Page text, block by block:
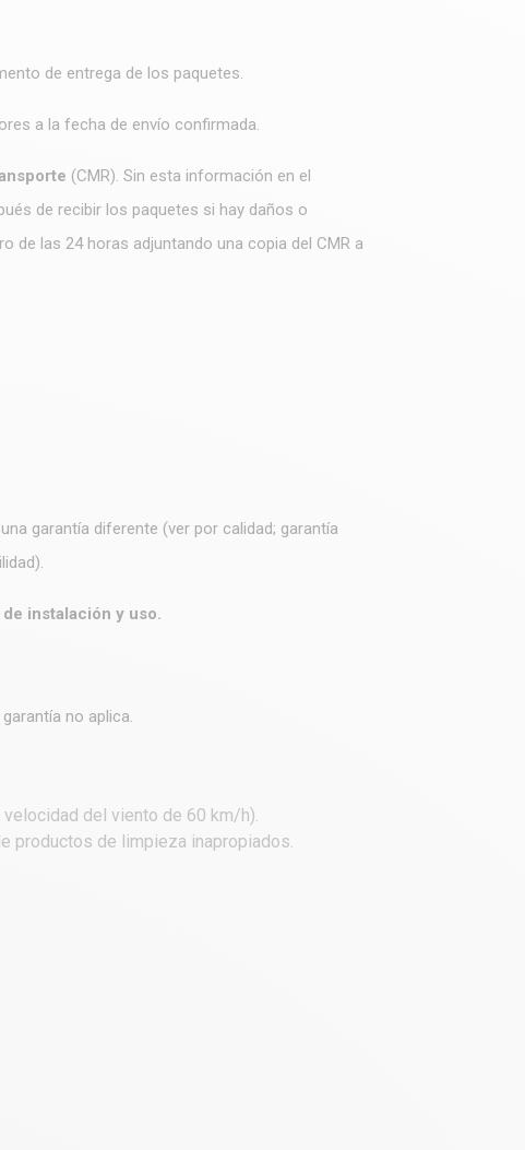
de entrega de los paquetes.
a la fecha de envío confirmada.
(CMR). Sin esta información en el
de recibir los paquetes si hay daños o
de las 24 horas adjuntando una copia del CMR a
garantía diferente (ver por calidad; garantía
instalación y uso.
no aplica.
del viento de 60 km/h).
productos de limpieza inapropiados.